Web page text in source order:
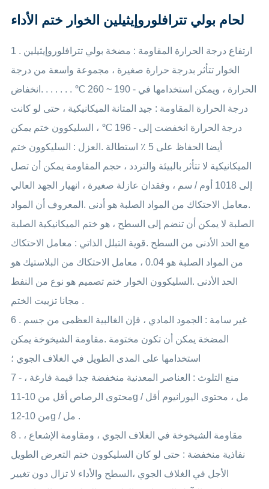
لحام بولي تترافلوروإيثيلين الخوار ختم الأداء
1 . ارتفاع درجة الحرارة المقاومة : مضخة بولي تترافلوروإيثيلين
الخوار تتأثر بدرجة حرارة صغيرة ، مجموعة واسعة من درجة
الحرارة ، ويمكن استخدامها في - 190 ~ 260 ℃ . . . . . . .انخفاض
درجة الحرارة المقاومة : جيد المتانة الميكانيكية ، حتى لو كانت
درجة الحرارة انخفضت إلى - 196 ℃ ، السليكوون ختم يمكن
أيضا الحفاظ على 5 ٪ استطالة .العزل : السليكوون ختم
الميكانيكية لا تتأثر بالبيئة والتردد ، حجم المقاومة يمكن أن تصل
إلى 1018 أوم / سم ، وفقدان عازلة صغيرة ، انهيار الجهد العالي
.معامل الاحتكاك من المواد الصلبة هو أدنى .المعروف أن المواد
الصلبة لا يمكن أن تنضم إلى السطح ، هو ختم الميكانيكية الصلبة
مع الحد الأدنى من السطح .قوية التبلل الذاتي : معامل الاحتكاك
من المواد الصلبة هو 0.04 ، معامل الاحتكاك من البلاستيك هو
الحد الأدنى .السليكوون الخوار ختم تصميم هو نوع من النفط
مجانا تزييت الختم .
6 . غير سامة : الجمود المادي ، فإن الغالبية العظمى من جسم
المضخة يمكن أن تكون مختومة .مقاومة الشيخوخة يمكن
استخدامها على المدى الطويل في الغلاف الجوي ؛
7 - منع التلوث : العناصر المعدنية منخفضة جدا قيمة فارغة ،
محتوى الرصاص أقل من 10-11g / مل ، محتوى اليورانيوم أقل
من 10-12g / مل .
8 . مقاومة الشيخوخة في الغلاف الجوي ، ومقاومة الإشعاع ،
نفاذية منخفضة : حتى لو كان السليكوون ختم التعرض الطويل
الأجل في الغلاف الجوي ،السطح والأداء لا تزال دون تغيير